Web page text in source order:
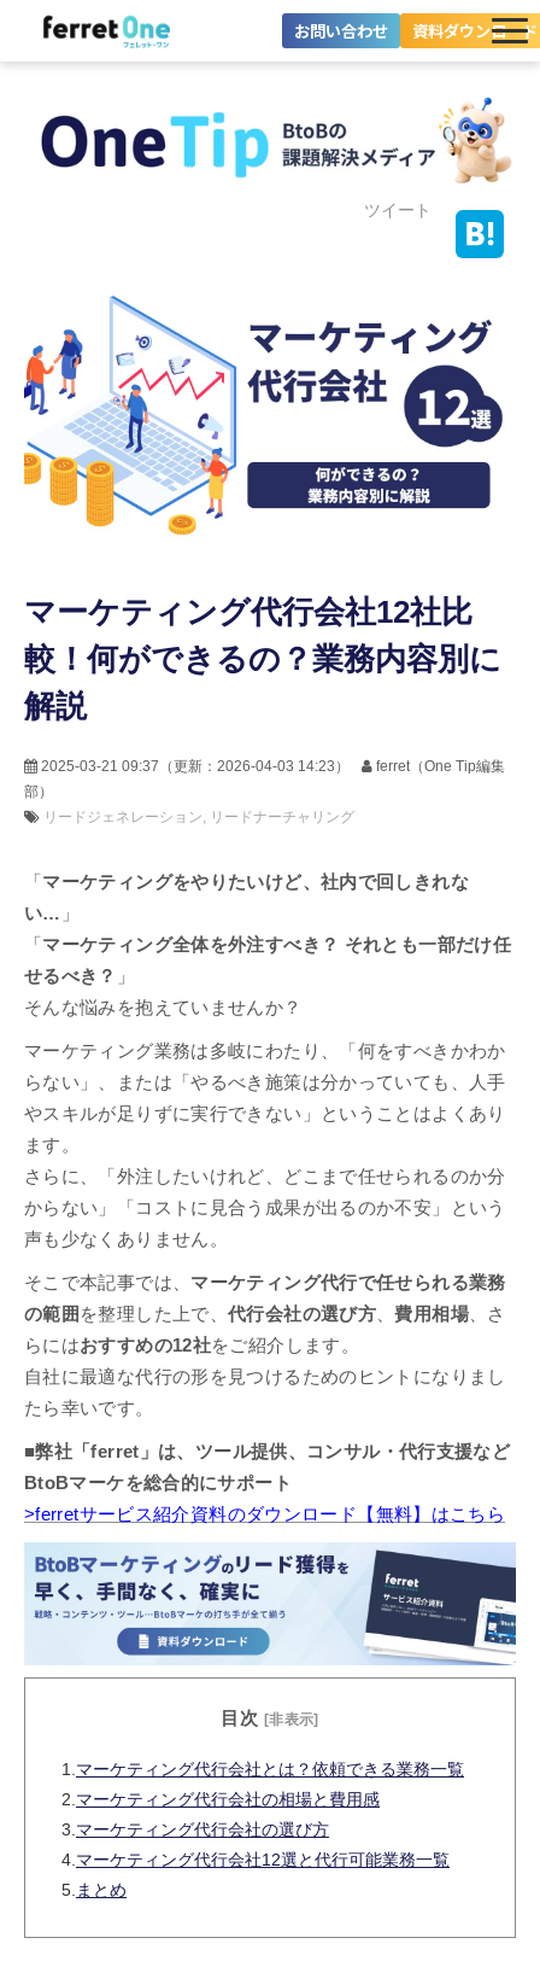
お問い合わせ 資料ダウンロード
ツール・機能一覧
料金プラン
セミナー
お役立ち情報
ツイート
マーケティング代行会社12社比
較！何ができるの？業務内容別に
解説
2025-03-21 09:37 （更新： 2026-04-03 14:23 ）
ferret（One Tip編集
部）
リードジェネレーション
リードナーチャリング
「 マーケティングをやりたいけど、社内で回しきれな
い… 」
「 マーケティング全体を外注すべき？ それとも一部だけ任
せるべき？ 」
そんな悩みを抱えていませんか？
マーケティング業務は多岐にわたり、「何をすべきかわか
らない」、または「やるべき施策は分かっていても、人手
やスキルが足りずに実行できない」ということはよくあり
ます。
さらに、「外注したいけれど、どこまで任せられるのか分
からない」「コストに見合う成果が出るのか不安」という
声も少なくありません。
そこで本記事では、 マーケティング代行で任せられる業務
の範囲 を整理した上で、代行会社の選び方 、費用相場、さ
らにはおすすめの12社をご紹介します。
自社に最適な代行の形を見つけるためのヒントになりまし
たら幸いです。
■弊社「ferret」は、ツール提供、コンサル・代行支援など
BtoBマーケを総合的にサポート
>ferretサービス紹介資料のダウンロード【無料】はこちら
目次 [非表示]
1. マーケティング代行会社とは？依頼できる業務一覧
2. マーケティング代行会社の相場と費用感
3. マーケティング代行会社の選び方
4. マーケティング代行会社12選と代行可能業務一覧
5. まとめ